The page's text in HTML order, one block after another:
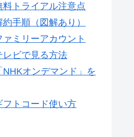
料トライアル注意点
手順（図解あり）
ミリーアカウント
レビで見る方法
NHKオンデマンド」を
フトコード使い方